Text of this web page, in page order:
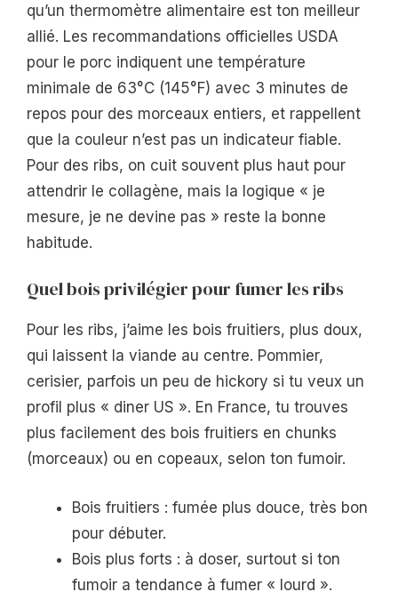
qu’un thermomètre alimentaire est ton meilleur
allié. Les recommandations officielles USDA
pour le porc indiquent une température
minimale de 63°C (145°F) avec 3 minutes de
repos pour des morceaux entiers, et rappellent
que la couleur n’est pas un indicateur fiable.
Pour des ribs, on cuit souvent plus haut pour
attendrir le collagène, mais la logique « je
mesure, je ne devine pas » reste la bonne
habitude.
Quel bois privilégier pour fumer les ribs
Pour les ribs, j’aime les bois fruitiers, plus doux,
qui laissent la viande au centre. Pommier,
cerisier, parfois un peu de hickory si tu veux un
profil plus « diner US ». En France, tu trouves
plus facilement des bois fruitiers en chunks
(morceaux) ou en copeaux, selon ton fumoir.
Bois fruitiers : fumée plus douce, très bon
pour débuter.
Bois plus forts : à doser, surtout si ton
fumoir a tendance à fumer « lourd ».